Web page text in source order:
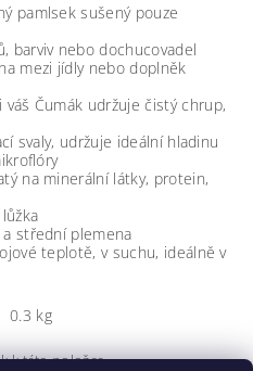
pamlsek sušený pouze
barviv nebo dochucovadel
mezi jídly nebo doplněk
Čumák udržuje čistý chrup,
svaly, udržuje ideální hladinu
na minerální látky, protein,
střední plemena
teplotě, v suchu, ideálně v
0.3 kg
k této položce.